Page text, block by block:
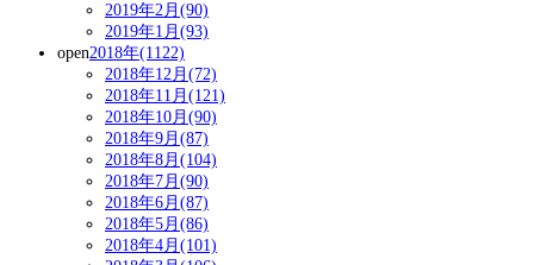
2019年2月(90)
2019年1月(93)
open2018年(1122)
2018年12月(72)
2018年11月(121)
2018年10月(90)
2018年9月(87)
2018年8月(104)
2018年7月(90)
2018年6月(87)
2018年5月(86)
2018年4月(101)